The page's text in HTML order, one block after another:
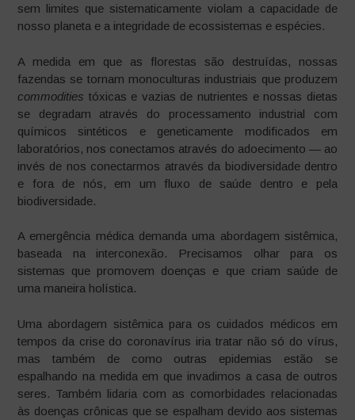
sem limites que sistematicamente violam a capacidade de
nosso planeta e a integridade de ecossistemas e espécies.
A medida em que as florestas são destruídas, nossas
fazendas se tornam monoculturas industriais que produzem
commodities tóxicas e vazias de nutrientes e nossas dietas
se degradam através do processamento industrial com
químicos sintéticos e geneticamente modificados em
laboratórios, nos conectamos através do adoecimento — ao
invés de nos conectarmos através da biodiversidade dentro
e fora de nós, em um fluxo de saúde dentro e pela
biodiversidade.
A emergência médica demanda uma abordagem sistêmica,
baseada na interconexão. Precisamos olhar para os
sistemas que promovem doenças e que criam saúde de
uma maneira holística.
Uma abordagem sistêmica para os cuidados médicos em
tempos da crise do coronavírus iria tratar não só do vírus,
mas também de como outras epidemias estão se
espalhando na medida em que invadimos a casa de outros
seres. Também lidaria com as comorbidades relacionadas
às doenças crônicas que se espalham devido aos sistemas